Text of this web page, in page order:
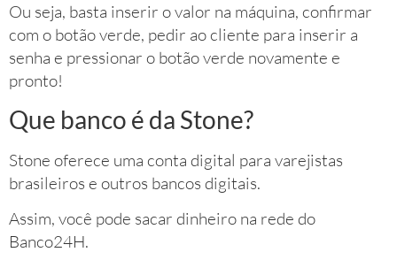
Ou seja, basta inserir o valor na máquina, confirmar
com o botão verde, pedir ao cliente para inserir a
senha e pressionar o botão verde novamente e
pronto!
Que banco é da Stone?
Stone oferece uma conta digital para varejistas
brasileiros e outros bancos digitais.
Assim, você pode sacar dinheiro na rede do
Banco24H.